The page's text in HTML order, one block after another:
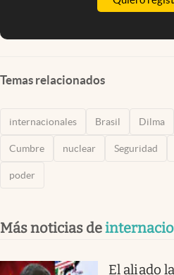
Temas relacionados
internacionales Brasil Dilma
Cumbre nuclear Seguridad
poder
Más noticias de
El aliado